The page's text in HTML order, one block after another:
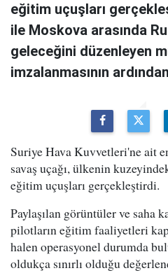
eğitim uçuşları
ile Moskova arasında
geleceğini düzenleyen
imzalanmasının
Suriye Hava Kuvvetleri'ne ait
savaş uçağı, ülkenin
eğitim uçuşları gerçekleştirdi.
Paylaşılan görüntüler ve saha
pilotların eğitim faaliyetleri
halen operasyonel durumda
oldukça sınırlı olduğu